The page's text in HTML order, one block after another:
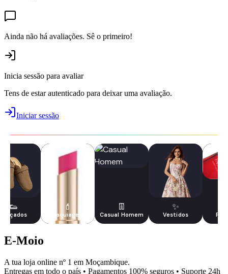
Ainda não há avaliações. Sê o primeiro!
Inicia sessão para avaliar
Tens de estar autenticado para deixar uma avaliação.
Iniciar sessão
👟
Calçados
💄
Maquiagem
👖
Casual Homem
✨
Vestidos
E-Moio
A tua loja online nº 1 em Moçambique.
Entregas em todo o país • Pagamentos 100% seguros • Suporte 24h